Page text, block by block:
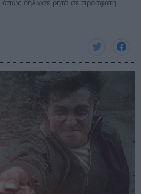
όπως δήλωσε ρητά σε πρόσφατη